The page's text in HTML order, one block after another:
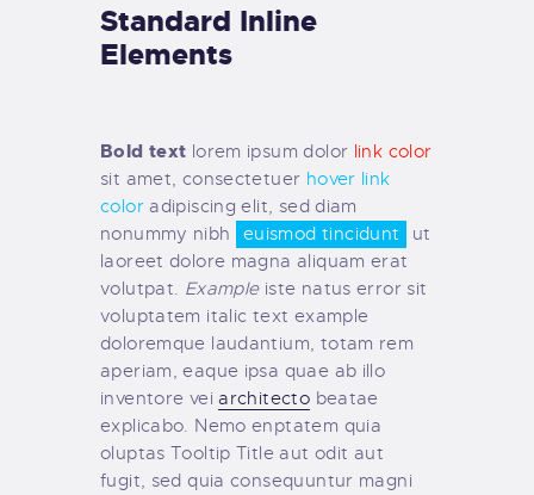
Standard Inline
Elements
Bold text lorem ipsum dolor link color
sit amet, consectetuer hover link
coloradipiscing elit, sed diam
nonummy nibh
euismod tincidunt
ut
laoreet dolore magna aliquam erat
volutpat. Exampleiste natus error sit
voluptatem italic text example
doloremque laudantium, totam rem
aperiam, eaque ipsa quae ab illo
inventore veiarchitecto beatae
explicabo. Nemo enptatem quia
oluptas Tooltip Title aut odit aut
fugit, sed quia consequuntur magni